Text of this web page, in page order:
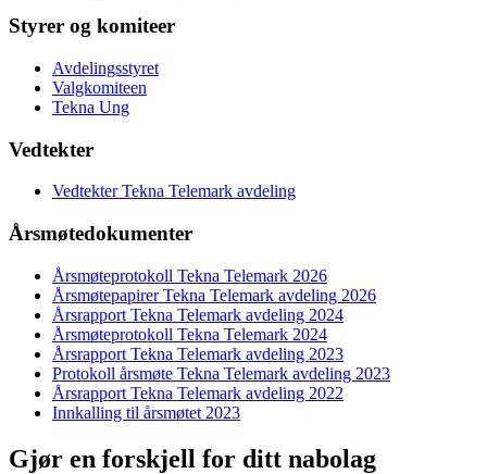
Styrer og komiteer
Avdelingsstyret
Valgkomiteen
Tekna Ung
Vedtekter
Vedtekter Tekna Telemark avdeling
Årsmøtedokumenter
Årsmøteprotokoll Tekna Telemark 2026
Årsmøtepapirer Tekna Telemark avdeling 2026
Årsrapport Tekna Telemark avdeling 2024
Årsmøteprotokoll Tekna Telemark 2024
Årsrapport Tekna Telemark avdeling 2023
Protokoll årsmøte Tekna Telemark avdeling 2023
Årsrapport Tekna Telemark avdeling 2022
Innkalling til årsmøtet 2023
Gjør en forskjell for ditt nabolag